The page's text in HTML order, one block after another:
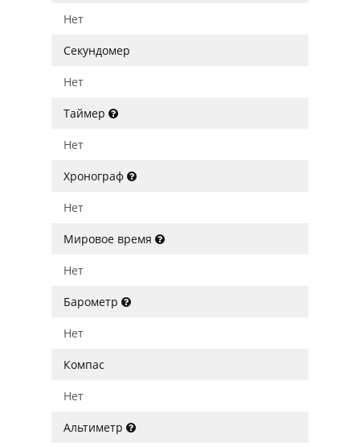
Нет
Секундомер
Нет
Таймер
Нет
Хронограф
Нет
Мировое время
Нет
Барометр
Нет
Компас
Нет
Альтиметр